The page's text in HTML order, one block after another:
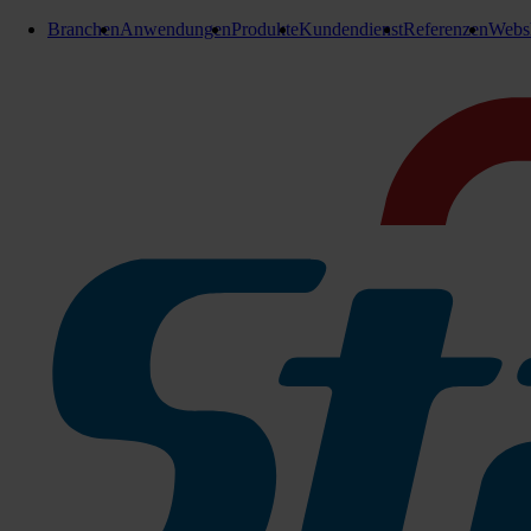
BranchenAnwendungenProdukteKundendienstReferenzen